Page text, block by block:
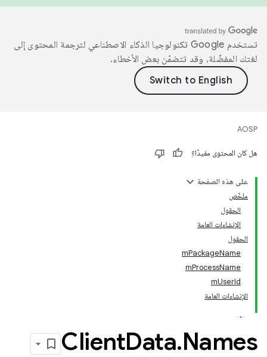
تستخدم Google تكنولوجيا الذكاء الاصطناعي لترجمة المحتوى إلى
لغتك المفضّلة، وقد تتضمّن بعض الأخطاء.
AOSP
هل كان المحتوى مفيدًا؟
على هذه الصفحة
ملخّص
الحقول
الإنشاءات العامة
الحقول
mPackageName
mProcessName
mUserId
الإنشاءات العامة
ClientData.Names